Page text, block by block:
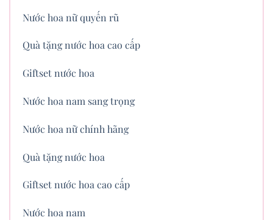
Nước hoa nữ quyến rũ
Quà tặng nước hoa cao cấp
Giftset nước hoa
Nước hoa nam sang trọng
Nước hoa nữ chính hãng
Quà tặng nước hoa
Giftset nước hoa cao cấp
Nước hoa nam